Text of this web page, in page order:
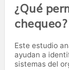
¿Qué
chequeo?
Este estudio
ayudan a
sistemas del